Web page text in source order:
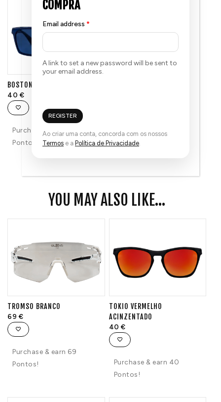
BOSTON AZUL
40 €
Purchase & earn 40
Pontos!
YOU MAY ALSO LIKE...
TROMSO BRANCO
69 €
Purchase & earn 69
Pontos!
TOKIO VERMELHO
ACINZENTADO
40 €
Purchase & earn 40
Pontos!
Email address *
A link to set a new password will be sent to
your email address.
REGISTER
Ao criar uma conta, concorda com os nossos
Termos e a Política de Privacidade.